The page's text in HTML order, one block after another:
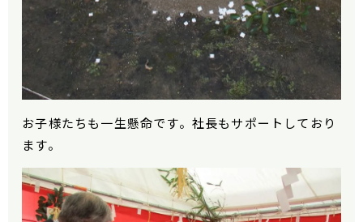
お子様たちも一生懸命です。社長もサポートしており
ます。